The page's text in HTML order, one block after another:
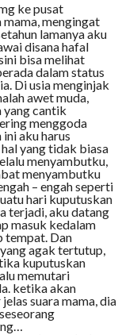
ke pusat
mengingat
lamanya aku
disana hafal
bisa melihat
dalam status
Di usia menginjak
awet muda,
yang cantik
menggoda
aku harus
yang tidak biasa
menyambutku,
menyambutku
– engah seperti
hari kuputuskan
terjadi, aku datang
masuk kedalam
tempat. Dan
agak tertutup,
kuputuskan
memutari
ketika akan
suara mama, dia